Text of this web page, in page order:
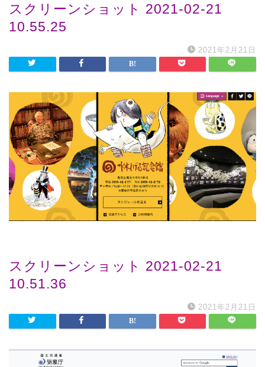
スクリーンショット 2021-02-21
10.55.25
2021年2月21日
スクリーンショット 2021-02-21
10.51.36
2021年2月21日